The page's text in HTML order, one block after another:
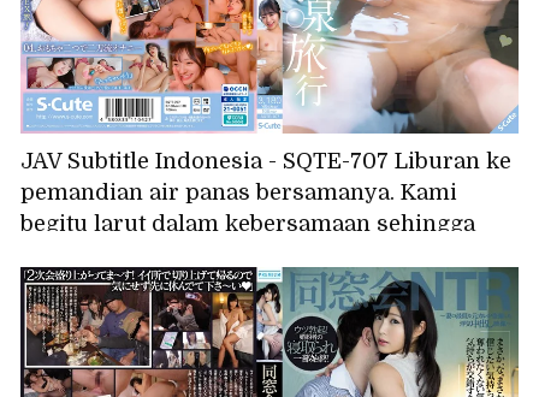
JAV Subtitle Indonesia - SQTE-707 Liburan ke
pemandian air panas bersamanya. Kami
begitu larut dalam kebersamaan sehingga